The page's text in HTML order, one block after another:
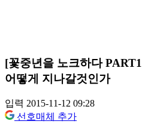
[꽃중년을 노크하다
어떻게 지나갈것인가
입력 2015-11-12 09:28
선호매체 추가